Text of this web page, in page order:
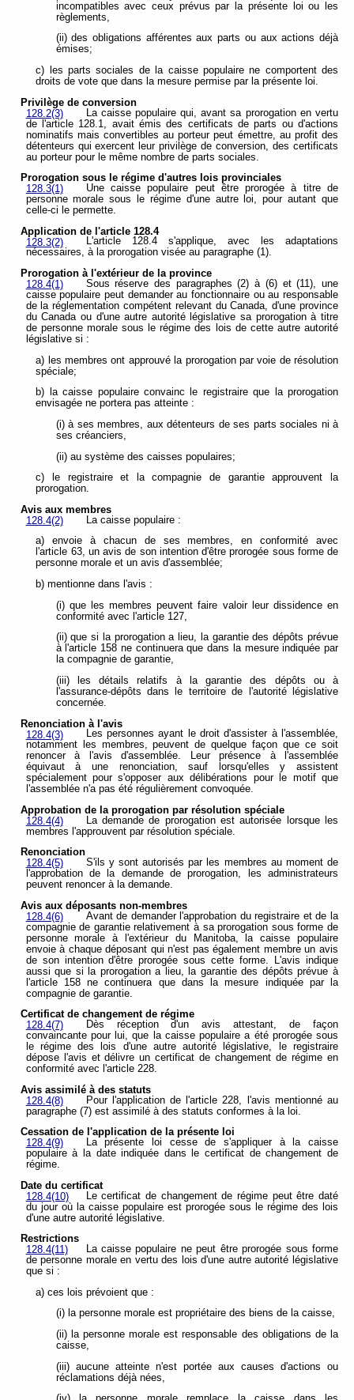
incompatibles avec ceux prévus par la présente loi ou les
règlements,
(ii) des obligations afférentes aux parts ou aux actions déjà
émises;
c) les parts sociales de la caisse populaire ne comportent des
droits de vote que dans la mesure permise par la présente loi.
Privilège de conversion
128.2(3)
La caisse populaire qui, avant sa prorogation en vertu
de l'article 128.1, avait émis des certificats de parts ou d'actions
nominatifs mais convertibles au porteur peut émettre, au profit des
détenteurs qui exercent leur privilège de conversion, des certificats
au porteur pour le même nombre de parts sociales.
Prorogation sous le régime d'autres lois provinciales
128.3(1)
Une caisse populaire peut être prorogée à titre de
personne morale sous le régime d'une autre loi, pour autant que
celle-ci le permette.
Application de l'article 128.4
128.3(2)
L'article 128.4 s'applique, avec les adaptations
nécessaires, à la prorogation visée au paragraphe (1).
Prorogation à l'extérieur de la province
128.4(1)
Sous réserve des paragraphes (2) à (6) et (11), une
caisse populaire peut demander au fonctionnaire ou au responsable
de la réglementation compétent relevant du Canada, d'une province
du Canada ou d'une autre autorité législative sa prorogation à titre
de personne morale sous le régime des lois de cette autre autorité
législative si :
a) les membres ont approuvé la prorogation par voie de résolution
spéciale;
b) la caisse populaire convainc le registraire que la prorogation
envisagée ne portera pas atteinte :
(i) à ses membres, aux détenteurs de ses parts sociales ni à
ses créanciers,
(ii) au système des caisses populaires;
c) le registraire et la compagnie de garantie approuvent la
prorogation.
Avis aux membres
128.4(2)
La caisse populaire :
a) envoie à chacun de ses membres, en conformité avec
l'article 63, un avis de son intention d'être prorogée sous forme de
personne morale et un avis d'assemblée;
b) mentionne dans l'avis :
(i) que les membres peuvent faire valoir leur dissidence en
conformité avec l'article 127,
(ii) que si la prorogation a lieu, la garantie des dépôts prévue
à l'article 158 ne continuera que dans la mesure indiquée par
la compagnie de garantie,
(iii) les détails relatifs à la garantie des dépôts ou à
l'assurance-dépôts dans le territoire de l'autorité législative
concernée.
Renonciation à l'avis
128.4(3)
Les personnes ayant le droit d'assister à l'assemblée,
notamment les membres, peuvent de quelque façon que ce soit
renoncer à l'avis d'assemblée. Leur présence à l'assemblée
équivaut à une renonciation, sauf lorsqu'elles y assistent
spécialement pour s'opposer aux délibérations pour le motif que
l'assemblée n'a pas été régulièrement convoquée.
Approbation de la prorogation par résolution spéciale
128.4(4)
La demande de prorogation est autorisée lorsque les
membres l'approuvent par résolution spéciale.
Renonciation
128.4(5)
S'ils y sont autorisés par les membres au moment de
l'approbation de la demande de prorogation, les administrateurs
peuvent renoncer à la demande.
Avis aux déposants non-membres
128.4(6)
Avant de demander l'approbation du registraire et de la
compagnie de garantie relativement à sa prorogation sous forme de
personne morale à l'extérieur du Manitoba, la caisse populaire
envoie à chaque déposant qui n'est pas également membre un avis
de son intention d'être prorogée sous cette forme. L'avis indique
aussi que si la prorogation a lieu, la garantie des dépôts prévue à
l'article 158 ne continuera que dans la mesure indiquée par la
compagnie de garantie.
Certificat de changement de régime
128.4(7)
Dès réception d'un avis attestant, de façon
convaincante pour lui, que la caisse populaire a été prorogée sous
le régime des lois d'une autre autorité législative, le registraire
dépose l'avis et délivre un certificat de changement de régime en
conformité avec l'article 228.
Avis assimilé à des statuts
128.4(8)
Pour l'application de l'article 228, l'avis mentionné au
paragraphe (7) est assimilé à des statuts conformes à la loi.
Cessation de l'application de la présente loi
128.4(9)
La présente loi cesse de s'appliquer à la caisse
populaire à la date indiquée dans le certificat de changement de
régime.
Date du certificat
128.4(10)
Le certificat de changement de régime peut être daté
du jour où la caisse populaire est prorogée sous le régime des lois
d'une autre autorité législative.
Restrictions
128.4(11)
La caisse populaire ne peut être prorogée sous forme
de personne morale en vertu des lois d'une autre autorité législative
que si :
a) ces lois prévoient que :
(i) la personne morale est propriétaire des biens de la caisse,
(ii) la personne morale est responsable des obligations de la
caisse,
(iii) aucune atteinte n'est portée aux causes d'actions ou
réclamations déjà nées,